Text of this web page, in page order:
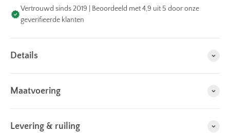
Vertrouwd sinds 2019 | Beoordeeld met 4,9 uit 5 door onze
geverifieerde klanten
Details
Maatvoering
Levering & ruiling